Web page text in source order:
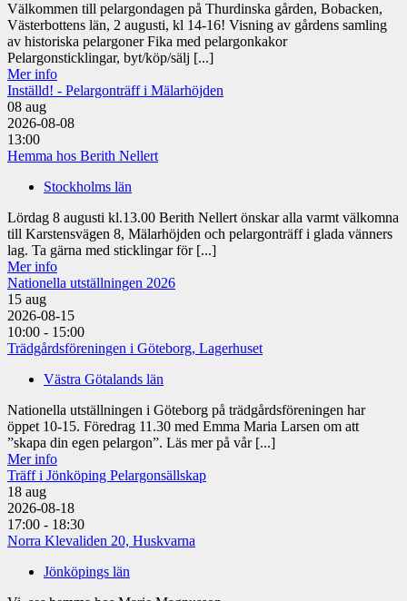
Välkommen till pelargondagen på Thurdinska gården, Bobacken,
Västerbottens län, 2 augusti, kl 14-16! Visning av gårdens samling
av historiska pelargoner Fika med pelargonkakor
Pelargonsticklingar, byt/köp/sälj [...]
Mer info
Inställd! - Pelargonträff i Mälarhöjden
08 aug
2026-08-08
13:00
Hemma hos Berith Nellert
Stockholms län
Lördag 8 augusti kl.13.00 Berith Nellert önskar alla varmt välkomna
till Karstensvägen 8, Mälarhöjden och pelargonträff i glada vänners
lag. Ta gärna med sticklingar för [...]
Mer info
Nationella utställningen 2026
15 aug
2026-08-15
10:00 - 15:00
Trädgårdsföreningen i Göteborg, Lagerhuset
Västra Götalands län
Nationella utställningen i Göteborg på trädgårdsföreningen har
öppet 10-15. Föredrag 11.30 med Emma Maria Larsen om att
”skapa din egen pelargon”. Läs mer på vår [...]
Mer info
Träff i Jönköping Pelargonsällskap
18 aug
2026-08-18
17:00 - 18:30
Norra Klevaliden 20, Huskvarna
Jönköpings län